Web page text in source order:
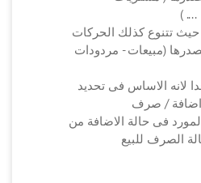
)
تتنوع كذلك الحركات
(مبيعات - مردودات
لانه الاساس فى تحديد
اضافة / صرف
فى حالة الاضافة من
الصرف للبيع